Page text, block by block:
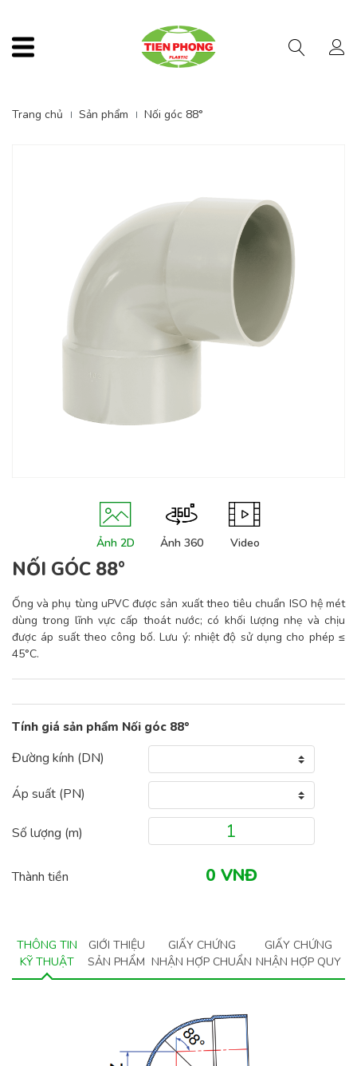
Trang chủ Sản phẩm Nối góc 88°
Ảnh 2D Ảnh 360 Video
NỐI GÓC 88°
Ống và phụ tùng uPVC được sản xuất theo tiêu chuẩn ISO hệ mét
dùng trong lĩnh vực cấp thoát nước; có khối lượng nhẹ và chịu
được áp suất theo công bố. Lưu ý: nhiệt độ sử dụng cho phép ≤
45°C.
Tính giá sản phẩm Nối góc 88°
Đường kính (DN)
Áp suất (PN)
Số lượng (m)
Thành tiền
THÔNG TIN
KỸ THUẬT
GIỚI THIỆU
SẢN PHẨM
GIẤY CHỨNG
NHẬN HỢP CHUẨN
GIẤY CHỨNG
NHẬN HỢP QUY